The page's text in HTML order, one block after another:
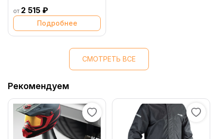
от 2 515 ₽
Подробнее
СМОТРЕТЬ ВСЕ
Рекомендуем